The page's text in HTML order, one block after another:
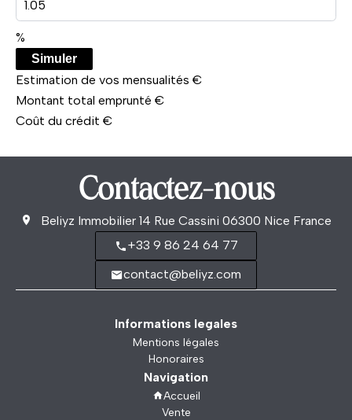
%
Simuler
Estimation de vos mensualités €
Montant total emprunté €
Coût du crédit €
Contactez-nous
Beliyz Immobilier 14 Rue Cassini 06300 Nice France
+33 9 86 24 64 77
contact@beliyz.com
Informations legales
Mentions légales
Honoraires
Navigation
Accueil
Vente